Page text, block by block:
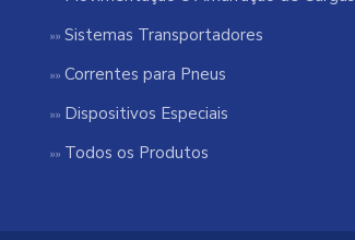
Sistemas Transportadores
Correntes para Pneus
Dispositivos Especiais
Todos os Produtos